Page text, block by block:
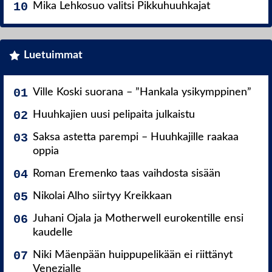
Mika Lehkosuo valitsi Pikkuhuuhkajat
Luetuimmat
Ville Koski suorana – ”Hankala ysikymppinen”
Huuhkajien uusi pelipaita julkaistu
Saksa astetta parempi – Huuhkajille raakaa
oppia
Roman Eremenko taas vaihdosta sisään
Nikolai Alho siirtyy Kreikkaan
Juhani Ojala ja Motherwell eurokentille ensi
kaudelle
Niki Mäenpään huippupelikään ei riittänyt
Venezialle